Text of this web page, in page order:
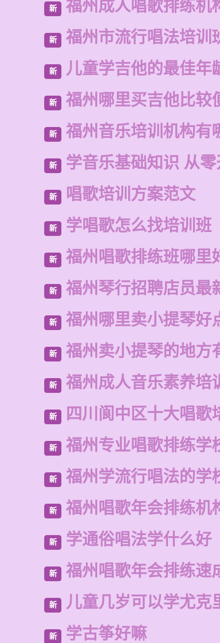
新 福州成人唱歌排练机
新 福州市流行唱法培训
新 儿童学吉他的最佳年
新 福州哪里买吉他比较
新 福州音乐培训机构有
新 学音乐基础知识 从
新 唱歌培训方案范文
新 学唱歌怎么找培训班
新 福州唱歌排练班哪里
新 福州琴行招聘店员最
新 福州哪里卖小提琴好
新 福州卖小提琴的地方
新 福州成人音乐素养培
新 四川阆中区十大唱歌
新 福州专业唱歌排练学
新 福州学流行唱法的学
新 福州唱歌年会排练机
新 学通俗唱法学什么好
新 福州唱歌年会排练速
新 儿童几岁可以学尤克
新 学古筝好嘛